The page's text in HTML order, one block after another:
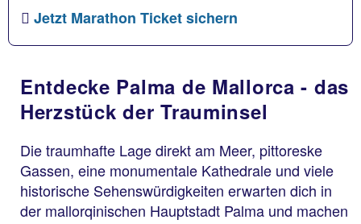
Jetzt Marathon Ticket sichern
Entdecke Palma de Mallorca - das
Herzstück der Trauminsel
Die traumhafte Lage direkt am Meer, pittoreske
Gassen, eine monumentale Kathedrale und viele
historische Sehenswürdigkeiten erwarten dich in
der mallorqinischen Hauptstadt Palma und machen